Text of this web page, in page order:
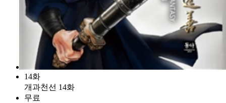
14화
개과천선 14화
무료